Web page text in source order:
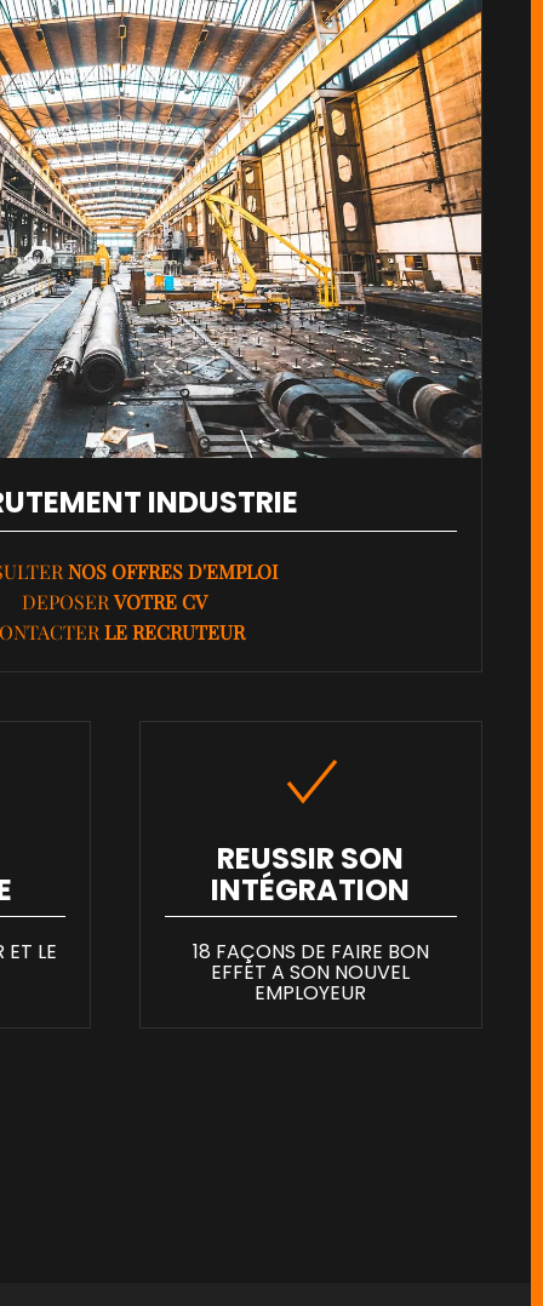
INDUSTRIE
NOS OFFRES D'EMPLOI
DEPOSERVOTRE CV
LE RECRUTEUR
ET LE
REUSSIR SON
INTÉGRATION
18 FAÇONS DE FAIRE BON
EFFET A SON NOUVEL
EMPLOYEUR